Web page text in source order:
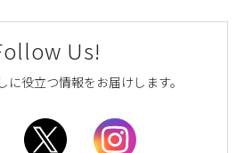
Us!
に役立つ情報をお届けします。